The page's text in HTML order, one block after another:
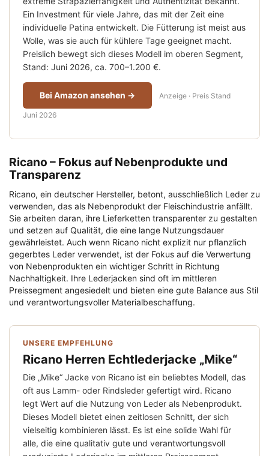
Ein Investment für viele Jahre, das mit der Zeit eine
individuelle Patina entwickelt. Die Fütterung ist meist aus
Wolle, was sie auch für kühlere Tage geeignet macht.
Preislich bewegt sich dieses Modell im oberen Segment,
Stand: Juni 2026, ca. 700–1.200 €.
Bei Amazon ansehen → Anzeige · Preis Stand
Juni 2026
Ricano – Fokus auf Nebenprodukte und
Transparenz
Ricano, ein deutscher Hersteller, betont, ausschließlich Leder zu
verwenden, das als Nebenprodukt der Fleischindustrie anfällt.
Sie arbeiten daran, ihre Lieferketten transparenter zu gestalten
und setzen auf Qualität, die eine lange Nutzungsdauer
gewährleistet. Auch wenn Ricano nicht explizit nur pflanzlich
gegerbtes Leder verwendet, ist der Fokus auf die Verwertung
von Nebenprodukten ein wichtiger Schritt in Richtung
Nachhaltigkeit. Ihre Lederjacken sind oft im mittleren
Preissegment angesiedelt und bieten eine gute Balance aus Stil
und verantwortungsvoller Materialbeschaffung.
UNSERE EMPFEHLUNG
Ricano Herren Echtlederjacke „Mike“
Die „Mike“ Jacke von Ricano ist ein beliebtes Modell, das
oft aus Lamm- oder Rindsleder gefertigt wird. Ricano
legt Wert auf die Nutzung von Leder als Nebenprodukt.
Dieses Modell bietet einen zeitlosen Schnitt, der sich
vielseitig kombinieren lässt. Es ist eine solide Wahl für
alle, die eine qualitativ gute und verantwortungsvoll